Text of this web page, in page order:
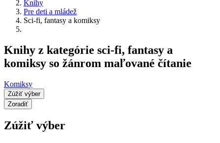
Knihy
Pre deti a mládež
Sci-fi, fantasy a komiksy
Knihy z kategórie sci-fi, fantasy a
komiksy so žánrom maľované čítanie
Komiksy
Zúžiť výber
Zoradiť
Zúžiť výber